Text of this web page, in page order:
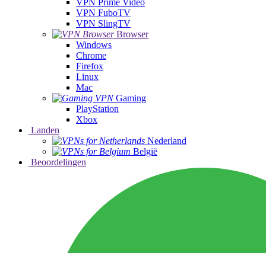
VPN Prime Video
VPN FuboTV
VPN SlingTV
Browser
Windows
Chrome
Firefox
Linux
Mac
Gaming
PlayStation
Xbox
Landen
Nederland
België
Beoordelingen